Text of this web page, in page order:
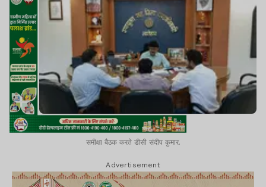
समीक्षा बैठक करते डीसी संदीप कुमार.
Advertisement